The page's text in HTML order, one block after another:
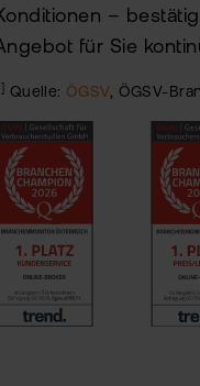
–
für Sie
Quelle: ÖGSV, ÖGSV-